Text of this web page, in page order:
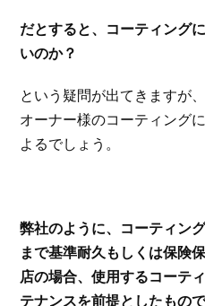
だとすると、コーティング
いのか？
という疑問が出てきますが
オーナー様のコーティング
よるでしょう。
弊社のように、コーティン
まで基準耐久もしくは保険
店の場合、使用するコーテ
テナンスを前提としたもので